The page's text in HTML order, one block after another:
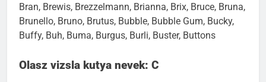
Bran, Brewis, Brezzelmann, Brianna, Brix, Bruce, Bruna,
Brunello, Bruno, Brutus, Bubble, Bubble Gum, Bucky,
Buffy, Buh, Buma, Burgus, Burli, Buster, Buttons
Olasz vizsla kutya nevek: C